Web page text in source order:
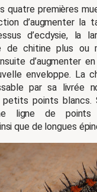
quatre premières
d’augmenter la
d’ecdysie, la
de chitine plus ou
d’augmenter
enveloppe. La
par sa livrée
petits points blancs.
ligne de points
que de longues